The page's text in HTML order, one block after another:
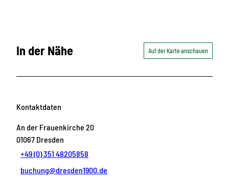
In der Nähe Auf der Karte anschauen
Kontaktdaten
An der Frauenkirche 20
01067 Dresden
+49 (0) 351 48205858
buchung@dresden1900.de